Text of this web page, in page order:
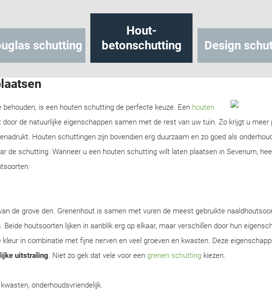
schutting
Hout-
betonschutting
Design
is een houten schutting de perfecte keuze. Een houten
de natuurlijke eigenschappen samen met de rest van uw tuin. Zo krijgt u meer
Houten schuttingen zijn bovendien erg duurzaam en zo goed als
de schutting. Wanneer u een houten schutting wilt laten plaatsen in Sevenum,
de grove den. Grenenhout is samen met vuren de meest gebruikte
houtsoorten lijken in aanblik erg op elkaar, maar verschillen door hun
in combinatie met fijne nerven en veel groeven en kwasten. Deze
uitstraling. Niet zo gek dat vele voor een grenen schutting kiezen.
onderhoudsvriendelijk.